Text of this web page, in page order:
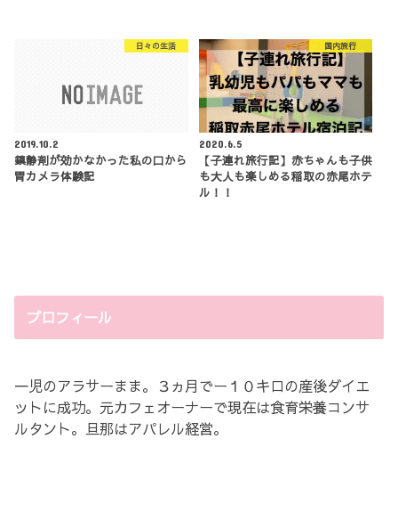
日々の生活
2019.10.2
鎮静剤が効かなかった私の口から
胃カメラ体験記
国内旅行
2020.6.5
【子連れ旅行記】赤ちゃんも子供
も大人も楽しめる稲取の赤尾ホテ
ル！！
プロフィール
一児のアラサーまま。３ヵ月でー１０キロの産後ダイエ
ットに成功。元カフェオーナーで現在は食育栄養コンサ
ルタント。旦那はアパレル経営。